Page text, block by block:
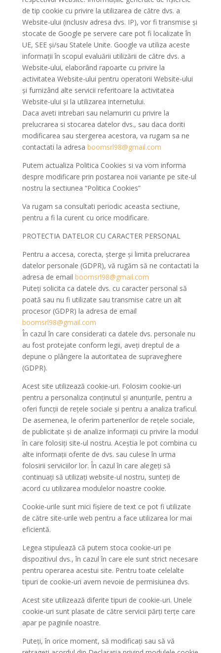
de tip cookie cu privire la utilizarea de către dvs. a
Website-ului (inclusiv adresa dvs. IP), vor fi transmise și
stocate de Google pe servere care pot fi localizate în
UE, SEE şi/sau Statele Unite. Google va utiliza aceste
informații în scopul evaluării utilizării de către dvs. a
Website-ului, elaborând rapoarte cu privire la
activitatea Website-ului pentru operatorii Website-ului
și furnizând alte servicii referitoare la activitatea
Website-ului și la utilizarea internetului.
Daca aveti intrebari sau nelamuriri cu privire la
prelucrarea si stocarea datelor dvs., sau daca doriti
modificarea sau stergerea acestora, va rugam sa ne
contactati la adresa boomsrl98@gmail.com
Putem actualiza Politica Cookies si va vom informa
despre modificare prin postarea noii variante pe site-ul
nostru la sectiunea “Politica Cookies”
Va rugam sa consultati periodic aceasta sectiune,
pentru a fi la curent cu orice modificare.
PROTECTIA DATELOR CU CARACTER PERSONAL
Pentru a accesa, corecta, șterge și limita prelucrarea
datelor personale (GDPR), vă rugăm să ne contactati la
adresa de email boomsrl98@gmail.com
Puteți solicita ca datele dvs. cu caracter personal să
poată sau nu fi utilizate sau transmise catre un alt
procesor (GDPR) la adresa de email
boomsrl98@gmail.com
În cazul în care considerati ca datele dvs. personale nu
au fost protejate conform legii, aveți dreptul de a
depune o plângere la autoritatea de supraveghere
(GDPR).
Acest site utilizează cookie-uri. Folosim cookie-uri
pentru a personaliza conținutul și anunțurile, pentru a
oferi funcții de rețele sociale și pentru a analiza traficul.
De asemenea, le oferim partenerilor de rețele sociale,
de publicitate și de analize informații cu privire la modul
în care folosiți site-ul nostru. Aceștia le pot combina cu
alte informații oferite de dvs. sau culese în urma
folosirii serviciilor lor. În cazul în care alegeți să
continuați să utilizați website-ul nostru, sunteți de
acord cu utilizarea modulelor noastre cookie.
Cookie-urile sunt mici fişiere de text ce pot fi utilizate
de către site-urile web pentru a face utilizarea lor mai
eficientă.
Legea stipulează că putem stoca cookie-uri pe
dispozitivul dvs., în cazul în care ele sunt strict necesare
pentru operarea acestui site. Pentru toate celelalte
tipuri de cookie-uri avem nevoie de permisiunea dvs.
Acest site utilizează diferite tipuri de cookie-uri. Unele
cookie-uri sunt plasate de către servicii părţi terţe care
apar pe paginile noastre.
Puteți, în orice moment, să modificați sau să vă